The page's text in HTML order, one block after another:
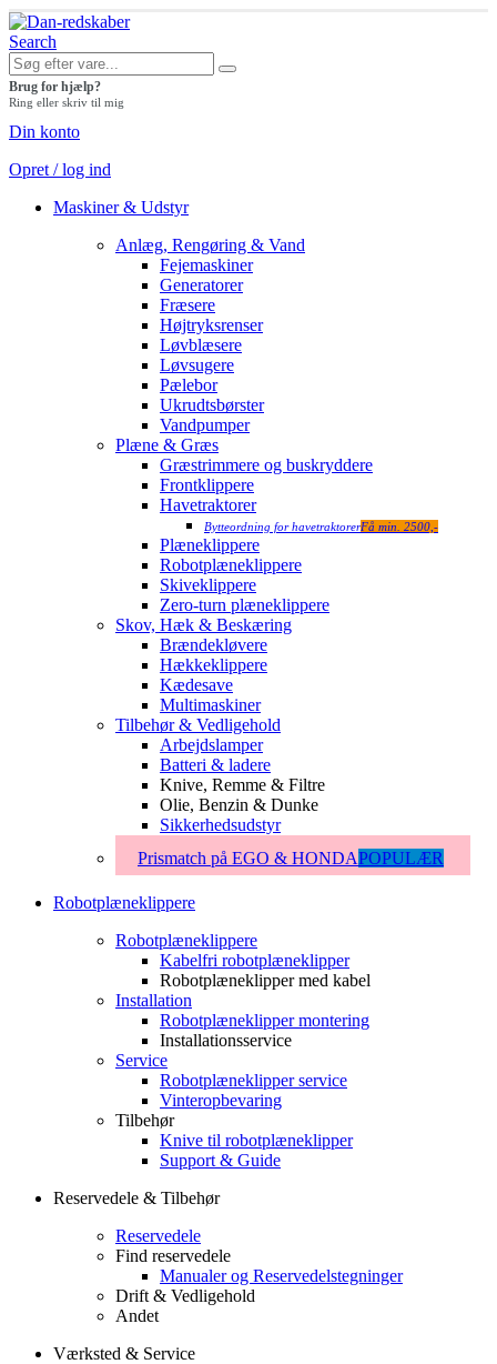
Search
Brug for hjælp?
Ring eller skriv til mig
Din konto
Opret / log ind
Maskiner & Udstyr
Anlæg, Rengøring & Vand
Fejemaskiner
Generatorer
Fræsere
Højtryksrenser
Løvblæsere
Løvsugere
Pælebor
Ukrudtsbørster
Vandpumper
Plæne & Græs
Græstrimmere og buskryddere
Frontklippere
Havetraktorer
Bytteordning for havetraktorerFå min. 2500,-
Plæneklippere
Robotplæneklippere
Skiveklippere
Zero-turn plæneklippere
Skov, Hæk & Beskæring
Brændekløvere
Hækkeklippere
Kædesave
Multimaskiner
Tilbehør & Vedligehold
Arbejdslamper
Batteri & ladere
Knive, Remme & Filtre
Olie, Benzin & Dunke
Sikkerhedsudstyr
Prismatch på EGO & HONDAPOPULÆR
Robotplæneklippere
Robotplæneklippere
Kabelfri robotplæneklipper
Robotplæneklipper med kabel
Installation
Robotplæneklipper montering
Installationsservice
Service
Robotplæneklipper service
Vinteropbevaring
Tilbehør
Knive til robotplæneklipper
Support & Guide
Reservedele & Tilbehør
Reservedele
Find reservedele
Manualer og Reservedelstegninger
Drift & Vedligehold
Andet
Værksted & Service